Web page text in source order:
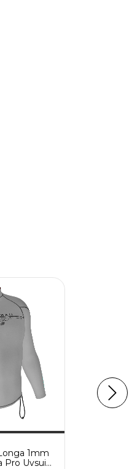
1mm
Pro Uvsuit